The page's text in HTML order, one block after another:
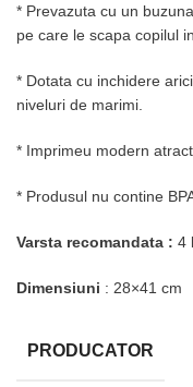
* Prevazuta cu un
pe care le scapa copilul
* Dotata cu inchidere
niveluri de marimi.
* Imprimeu modern
* Produsul nu contine
Varsta recomandata : 4
Dimensiuni : 28×41 cm
PRODUCATOR